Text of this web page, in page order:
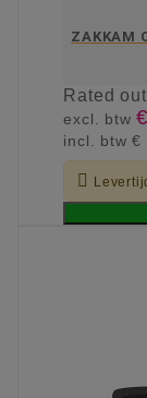
ZAKKAM
Rated
excl. btw
incl. btw€
